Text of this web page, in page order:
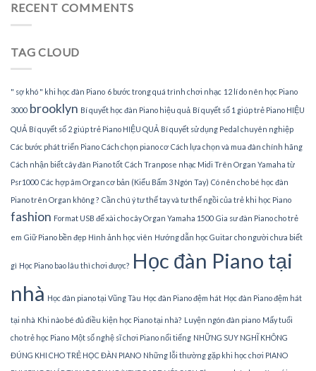
RECENT COMMENTS
TAG CLOUD
" sợ khó " khi học đàn Piano 6 bước trong quá trình chơi nhạc 12 lí do nên học Piano
3000 brooklyn Bí quyết học đàn Piano hiệu quả Bí quyết số 1 giúp trẻ Piano HIỆU
QUẢ Bí quyết số 2 giúp trẻ Piano HIỆU QUẢ Bí quyết sử dụng Pedal chuyên nghiệp
Các bước phát triển Piano Cách chọn piano cơ Cách lựa chọn và mua đàn chính hãng
Cách nhận biết cây đàn Piano tốt Cách Tranpose nhạc Midi Trên Organ Yamaha từ
Psr1000 Các hợp âm Organ cơ bản (Kiểu Bấm 3 Ngón Tay) Có nên cho bé học đàn
Piano trên Organ không ? Cần chú ý tư thế tay và tư thế ngồi của trẻ khi học Piano
fashion Format USB để xài cho cây Organ Yamaha 1500 Gia sư đàn Piano cho trẻ
em Giữ Piano bền đẹp Hình ảnh học viên Hướng dẫn học Guitar cho người chưa biết
gì Học Piano bao lâu thì chơi được? Học đàn Piano tại
nhà Học đàn piano tại Vũng Tàu Học đàn Piano đệm hát Học đàn Piano đệm hát
tại nhà Khi nào bé đủ điều kiện học Piano tại nhà? Luyện ngón đàn piano Mấy tuổi
cho trẻ học Piano Một số nghệ sĩ chơi Piano nổi tiếng NHỮNG SUY NGHĨ KHÔNG
ĐÚNG KHI CHO TRẺ HỌC ĐÀN PIANO Những lỗi thường gặp khi học chơi PIANO